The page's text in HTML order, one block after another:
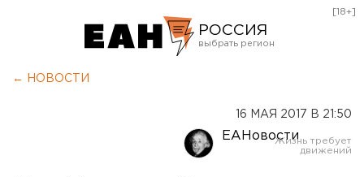
РОССИЯ
Оренбург
[18+]
← НОВОСТИ
16 МАЯ 2017 В 21:50
ЕАНовости